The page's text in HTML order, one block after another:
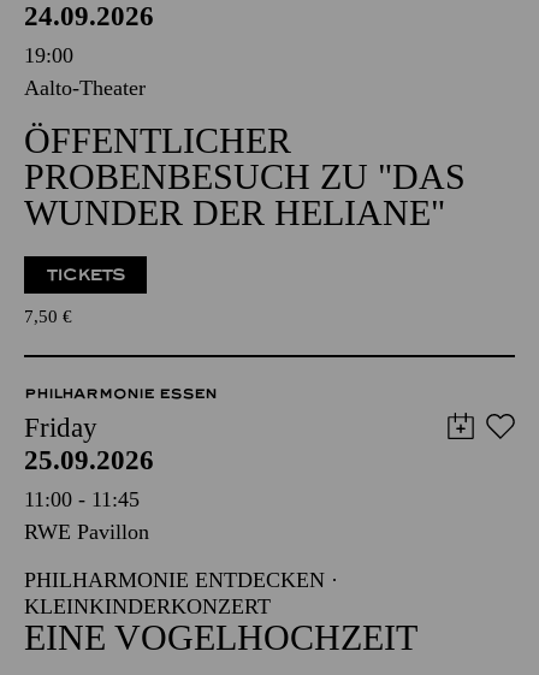
24.09.2026
19:00
Aalto-Theater
ÖFFENTLICHER
PROBENBESUCH ZU "DAS
WUNDER DER HELIANE"
TICKETS
7,50 €
PHILHARMONIE ESSEN
Friday
25.09.2026
11:00 - 11:45
RWE Pavillon
PHILHARMONIE ENTDECKEN ·
KLEINKINDERKONZERT
EINE VOGELHOCHZEIT